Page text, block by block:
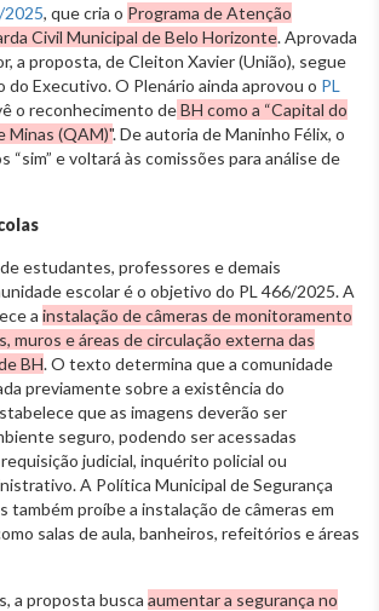
2025, que cria o Programa de Atenção
Civil Municipal de Belo Horizonte. Aprovada
a proposta, de Cleiton Xavier (União), segue
do Executivo. O Plenário ainda aprovou o PL
o reconhecimento deBH como a “Capital do
Minas (QAM)". De autoria de Maninho Félix, o
“sim” e voltará às comissões para análise de
estudantes, professores e demais
escolar é o objetivo do PL 466/2025. A
a instalação de câmeras de monitoramento
muros e áreas de circulação externa das
BH. O texto determina que a comunidade
previamente sobre a existência do
que as imagens deverão ser
seguro, podendo ser acessadas
judicial, inquérito policial ou
A Política Municipal de Segurança
também proíbe a instalação de câmeras em
salas de aula, banheiros, refeitórios e áreas
a proposta busca aumentar a segurança no